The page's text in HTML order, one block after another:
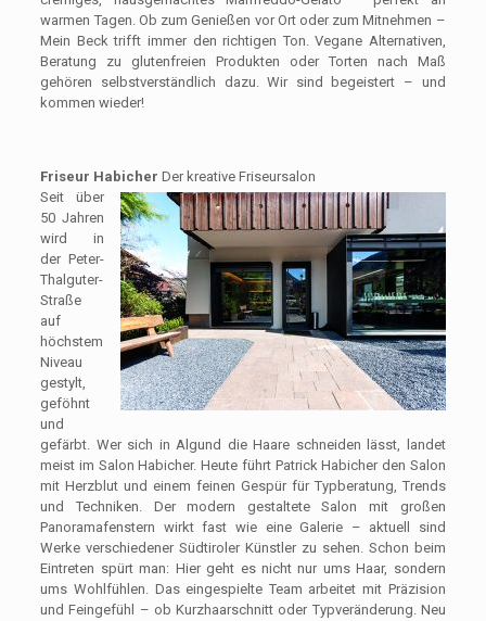
warmen Tagen. Ob zum Genießen vor Ort oder zum Mitnehmen –
Mein Beck trifft immer den richtigen Ton. Vegane Alternativen,
Beratung zu glutenfreien Produkten oder Torten nach Maß
gehören selbstverständlich dazu. Wir sind begeistert – und
kommen wieder!
Friseur Habicher Der kreative Friseursalon
Seit über
50 Jahren
wird in
der Peter-
Thalguter-
Straße
auf
höchstem
Niveau
gestylt,
geföhnt
und
gefärbt. Wer sich in Algund die Haare schneiden lässt, landet
meist im Salon Habicher. Heute führt Patrick Habicher den Salon
mit Herzblut und einem feinen Gespür für Typberatung, Trends
und Techniken. Der modern gestaltete Salon mit großen
Panoramafenstern wirkt fast wie eine Galerie – aktuell sind
Werke verschiedener Südtiroler Künstler zu sehen. Schon beim
Eintreten spürt man: Hier geht es nicht nur ums Haar, sondern
ums Wohlfühlen. Das eingespielte Team arbeitet mit Präzision
und Feingefühl – ob Kurzhaarschnitt oder Typveränderung. Neu